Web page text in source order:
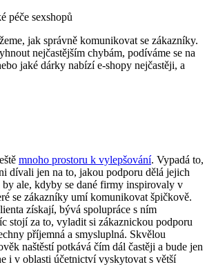
péče sexshopů
jak správně komunikovat se zákazníky.
nejčastějším chybám, podíváme se na
jaké dárky nabízí e-shopy nejčastěji, a
mnoho prostoru k vylepšování. Vypadá to,
dívali jen na to, jakou podporu dělá jejich
by ale, kdyby se dané firmy inspirovaly v
se zákazníky umí komunikovat špičkově.
získají, bývá spolupráce s ním
stojí za to, vyladit si zákaznickou podporu
příjemná a smysluplná. Skvělou
naštěstí potkává čím dál častěji a bude jen
i v oblasti účetnictví vyskytovat s větší